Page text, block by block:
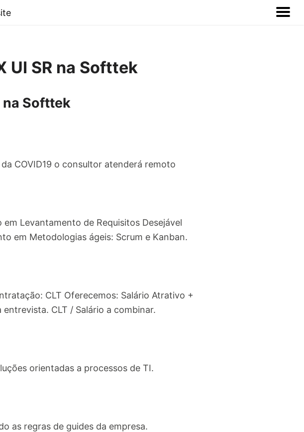
UI SR na Softtek
na Softtek
COVID19 o consultor atenderá remoto
Levantamento de Requisitos Desejável
em Metodologias ágeis: Scrum e Kanban.
CLT Oferecemos: Salário Atrativo +
CLT / Salário a combinar.
orientadas a processos de TI.
as regras de guides da empresa.